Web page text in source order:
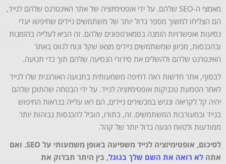
מאמצי ה-SEO שלהם. על ידי אופטימיזציה של אתר האינטרנט שלהם לנייד,
הם הצליחו למשוך מספר גדול יותר של משתמשים ניידים שחיפשו יעדי
נסיעות ואפשרויות הזמנה בסמארטפונים שלהם. זה הביא לעלייה בהזמנות
ובהכנסות, מכיוון שמשתמשים ניידים מצאו שקל ונוח לנווט באתר
האינטרנט שלהם ולהשלים את סידורי הנסיעה שלהם תוך כדי תנועה.
לבסוף, אתר חדשות ראה דחיפה משמעותית בתנועה האורגנית שלו לנייד
לאחר הטמעת טכניקות אופטימיזציה לנייד. על ידי הבטחה שהתוכן שלהם
יהיה קל לקריאה ונגיש במכשירים ניידים, הם ראו עלייה בנראות החיפוש
בנייד ובמעורבות המשתמשים. זה, בתורו, הוביל להכנסות גבוהות יותר
ממודעות ולטווח הגעה גדול יותר של קהל.
לסיכום, אופטימיזציה לנייד משפיעה באופן משמעותי על SEO. ואם
אתה לא רואה את השם שלך בגוגל, בין היתר תבדוק את